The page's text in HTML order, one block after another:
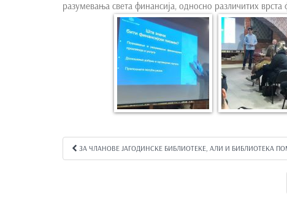
разумевања света финансија, односно различитих врста
Kretanje članka
ЗА ЧЛАНОВЕ ЈАГОДИНСКЕ БИБЛИОТЕКЕ, АЛИ И БИБЛИОТЕКА